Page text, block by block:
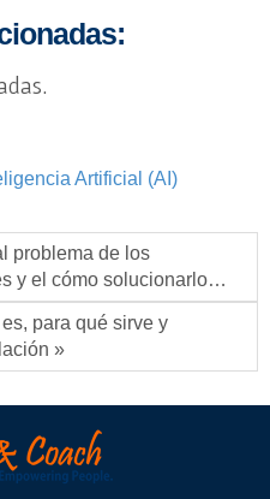
Artificial (AI)
problema de los
y el cómo solucionarlo…
para qué sirve y
»